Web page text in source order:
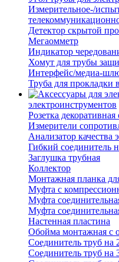
Измерительное-/
Детектор скрытой
Мегаомметр
Индикатор
Хомут для трубы
Интерфейс/медиа-
Труба для прокладки
электроинструментов
Розетка
Измерители
Анализатор качества
Гибкий соединитель
Заглушка трубная
Коллектор
Монтажная планка
Муфта с
Муфта
Муфта
Настенная пластина
Обойма монтажная с
Соединитель труб на
Соединитель труб на